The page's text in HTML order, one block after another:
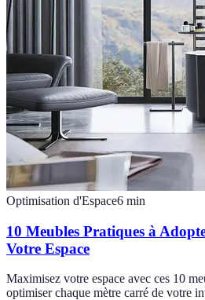
Optimisation d'Espace6 min
10 Meubles Pratiques à
Votre Espace
Maximisez votre espace avec ces 10
optimiser chaque mètre carré de votre